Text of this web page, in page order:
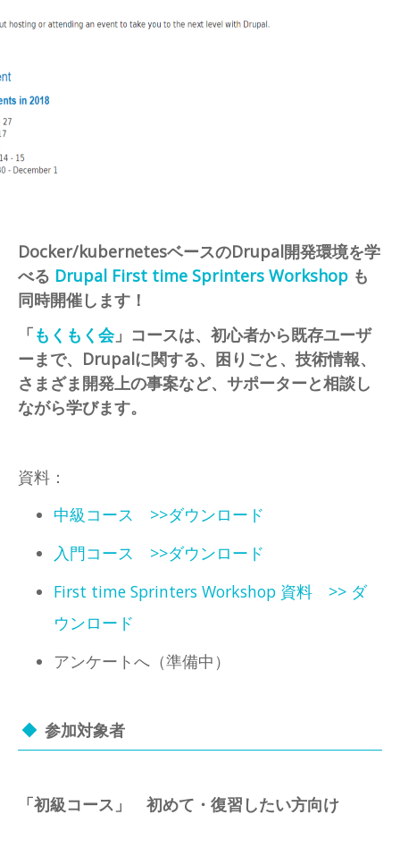
Docker/kubernetesベースのDrupal開発環境を学
べる Drupal First time Sprinters Workshop も
同時開催します！
「もくもく会」コースは、初心者から既存ユーザ
ーまで、Drupalに関する、困りごと、技術情報、
さまざま開発上の事案など、サポーターと相談し
ながら学びます。
資料：
中級コース >>ダウンロード
入門コース >>ダウンロード
First time Sprinters Workshop 資料 >> ダ
ウンロード
アンケートへ（準備中）
参加対象者
「初級コース」 初めて・復習したい方向け